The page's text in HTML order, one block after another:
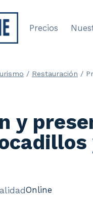
Precios
/ Restauración /
y
Online